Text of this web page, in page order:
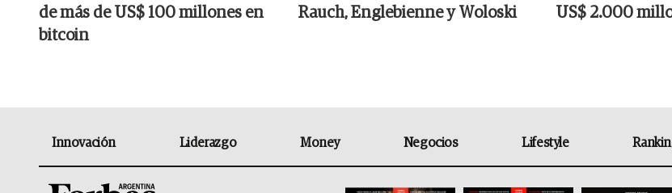
de más de US$ 100 millones en
bitcoin
Rauch, Englebienne y Woloski
US$ 2.000
Innovación Liderazgo Money Negocios Lifestyle